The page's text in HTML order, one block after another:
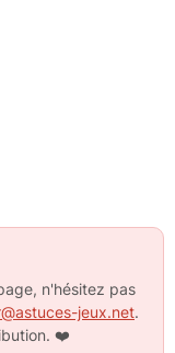
n'hésitez pas
jeux.net.
❤️